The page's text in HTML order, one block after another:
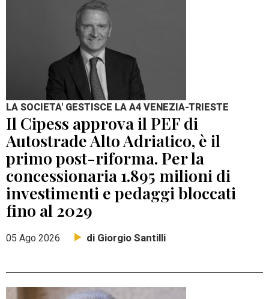
LA SOCIETA' GESTISCE LA A4 VENEZIA-TRIESTE
Il Cipess approva il PEF di
Autostrade Alto Adriatico, è il
primo post-riforma. Per la
concessionaria 1.895 milioni di
investimenti e pedaggi bloccati
fino al 2029
05 Ago 2026 di Giorgio Santilli